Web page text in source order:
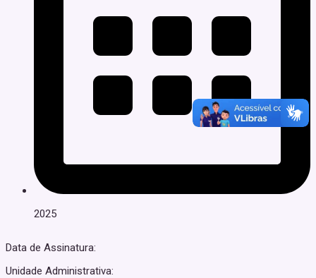
2025
Data de Assinatura:
Unidade Administrativa: